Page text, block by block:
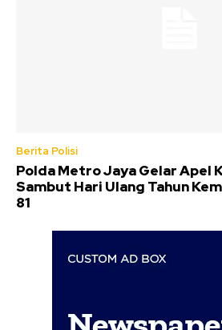
Berita Polisi
Polda Metro Jaya Gelar Apel
Sambut Hari Ulang Tahun
81